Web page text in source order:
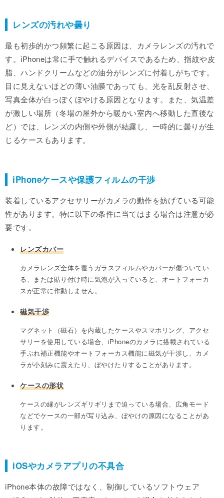
レンズの汚れや曇り
最も初歩的かつ頻繁に起こる原因は、カメラレンズの汚れで
す。iPhoneは常に手で触れるデバイスであるため、指紋や皮
脂、ハンドクリームなどの油分がレンズに付着しがちです。
目に見えないほどの薄い油膜であっても、光を乱反射させ、
写真全体が白っぽくぼやける原因となります。また、気温差
が激しい場所（冬場の屋外から暖かい室内へ移動した直後な
ど）では、レンズの内側や外側が結露し、一時的に曇りが生
じるケースもあります。
iPhoneケースや保護フィルムの干渉
装着しているアクセサリーがカメラの動作を妨げている可能
性があります。特に以下の条件に当てはまる場合は注意が必
要です。
レンズカバー
カメラレンズ全体を覆うガラスフィルムやカバーが傷ついてい
る、または貼り付け時に気泡が入っていると、オートフォーカ
スが正常に作動しません。
磁気干渉
マグネット（磁石）を内蔵したケースやスマホリング、アクセ
サリーを使用している場合、iPhoneのカメラに搭載されている
手ぶれ補正機能やオートフォーカス機能に磁気が干渉し、カメ
ラが小刻みに震えたり、ぼやけたりすることがあります。
ケースの形状
ケースの縁がレンズギリギリまで迫っている場合、広角モード
などでケースの一部が写り込み、ぼやけの原因になることがあ
ります。
iOSやカメラアプリの不具合
iPhone本体の故障ではなく、制御しているソフトウェア